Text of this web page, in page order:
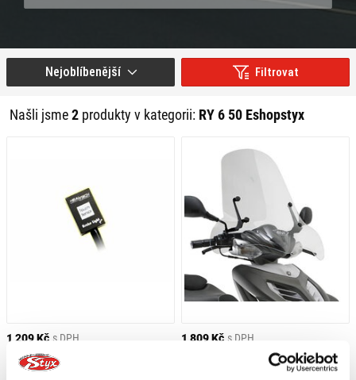
Filtrovat
Našli jsme2 produkty v kategorii: RY 6 50 Eshopstyx
Nejoblíbenější
1 209 Kč s DPH
HEALTECH MODUL BRZDOVÉHO
SVĚTLA BLP-U01
1 809 Kč s DPH
GIVI PLEXI YAMAHA BW'S
125/PIAGGIO TYPHOON